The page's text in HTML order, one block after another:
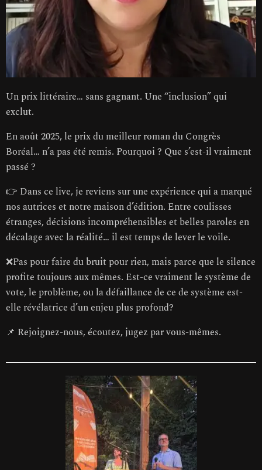
Un prix littéraire… sans gagnant. Une “inclusion” qui
exclut.
En août 2025, le prix du meilleur roman du Congrès
Boréal… n’a pas été remis. Pourquoi ? Que s’est-il vraiment
passé ?
👉 Dans ce live, je reviens sur une expérience qui a marqué
nos autrices et notre maison d’édition. Entre coulisses
étranges, décisions incompréhensibles et belles paroles en
décalage avec la réalité… il est temps de lever le voile.
❌Pas pour faire du bruit pour rien, mais parce que le silence
profite toujours aux mêmes. Est-ce vraiment le système de
vote, le problème, ou la défaillance de ce de système est-
elle révélatrice d’un enjeu plus profond?
📌 Rejoignez-nous, écoutez, jugez par vous-mêmes.